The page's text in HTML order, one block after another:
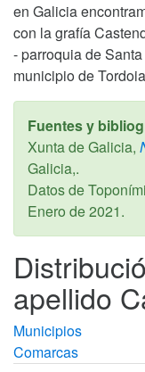
en Galicia
con la grafía
- parroquia de
municipio de
Fuentes y
Xunta de Galicia,
Galicia,.
Datos de
Enero de 2021.
apellido
Municipios
Comarcas